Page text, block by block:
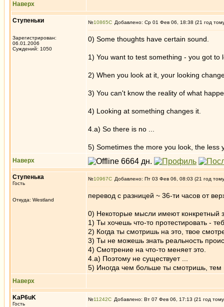
Наверх
Ступеньки
Зарегистрирован:
06.01.2006
Суждений: 1050
№10865 Добавлено: Ср 01 Фев 06, 18:38 (21 год
0) Some thoughts have certain sound.
1) You want to test something - you got to
2) When you look at it, your looking
3) You can't know the reality of what
4) Looking at something changes it.
4.a) So there is no ...
5) Sometimes the more you look, the less
Наверх
Ступенькa
Гость
Откуда: Westland
№10967 Добавлено: Пт 03 Фев 06, 08:03 (21 год
перевод с разницей ~ 36-ти часов от
0) Некоторые мысли имеют конкретный
1) Ты хочешь что-то протестировать -
2) Когда ты смотришь на это, твое
3) Ты не можешь знать реальность
4) Смотрение на что-то меняет это.
4.а) Поэтому не существует ...
5) Иногда чем больше ты смотришь, тем
Наверх
KaP6uK
Гость
№11242 Добавлено: Вт 07 Фев 06, 17:13 (21 год